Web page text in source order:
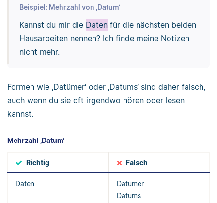
Beispiel: Mehrzahl von ‚Datum‘
Kannst du mir die Datenfür die nächsten beiden
Hausarbeiten nennen? Ich finde meine Notizen
nicht mehr.
Formen wie ‚Datümer‘ oder ‚Datums‘ sind daher falsch,
auch wenn du sie oft irgendwo hören oder lesen
kannst.
Mehrzahl ‚Datum‘
Richtig Falsch
Daten
Datümer
Datums